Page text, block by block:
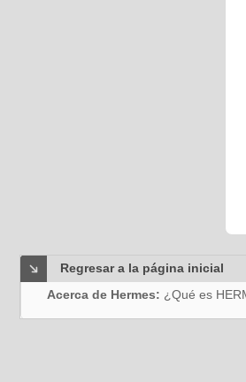
Regresar a la página inicial
Acerca de Hermes: ¿Qué es